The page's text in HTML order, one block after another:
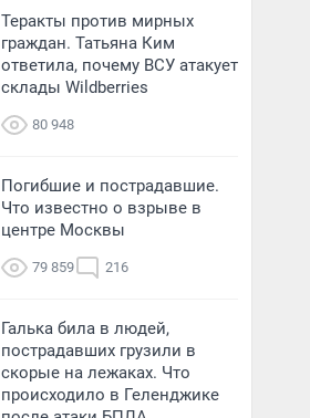
Теракты против мирных
граждан. Татьяна Ким
ответила, почему ВСУ атакует
склады Wildberries
80 948
Погибшие и пострадавшие.
Что известно о взрыве в
центре Москвы
79 859 216
Галька била в людей,
пострадавших грузили в
скорые на лежаках. Что
происходило в Геленджике